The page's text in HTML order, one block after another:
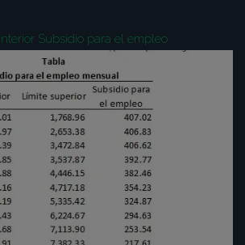
Subsidio para el empleo